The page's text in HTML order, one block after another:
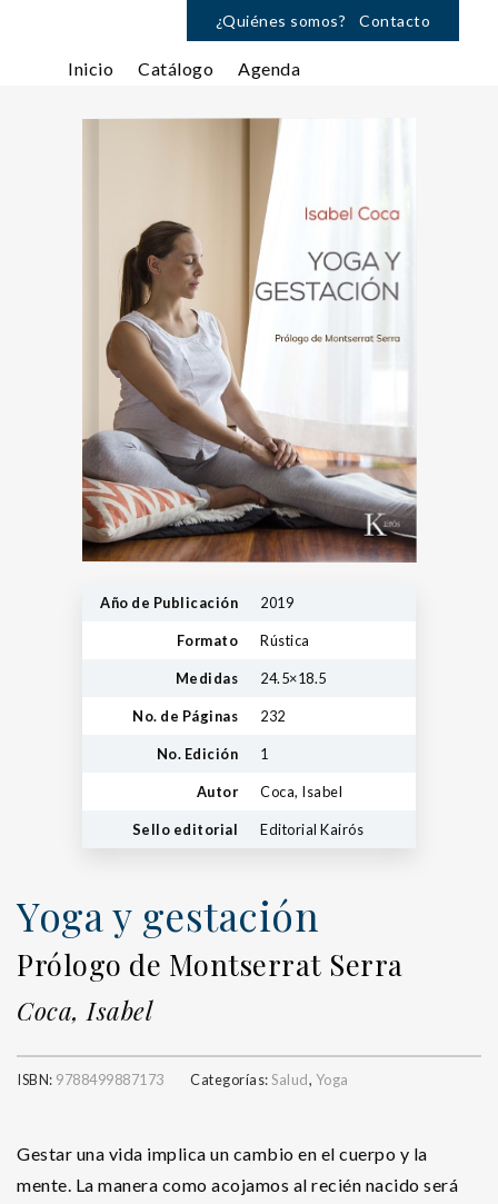
¿Quiénes somos? Contacto
Inicio Catálogo Agenda
Año de Publicación 2019
Formato Rústica
Medidas 24.5×18.5
No. de Páginas 232
No. Edición 1
Autor Coca, Isabel
Sello editorial Editorial Kairós
Yoga y gestación
Prólogo de Montserrat Serra
Coca, Isabel
ISBN: 9788499887173 Categorías:Salud, Yoga
Gestar una vida implica un cambio en el cuerpo y la
mente. La manera como acojamos al recién nacido será